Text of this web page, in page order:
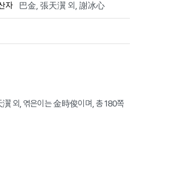
자 巴金, 張天瀷 외, 謝冰心
외, 엮은이는 金時俊이며, 총 180쪽